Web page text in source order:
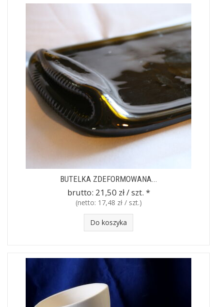
BUTELKA ZDEFORMOWANA...
brutto: 21,50 zł / szt. *
(netto: 17,48 zł / szt.)
Do koszyka